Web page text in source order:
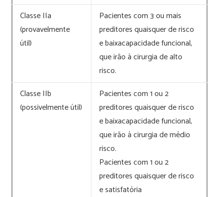
Classe IIa
(provavelmente
útil)
Pacientes com 3 ou mais
preditores quaisquer de risco
e baixacapacidade funcional,
que irão à cirurgia de alto
risco.
Classe IIb
(possivelmente útil)
Pacientes com 1 ou 2
preditores quaisquer de risco
e baixacapacidade funcional,
que irão à cirurgia de médio
risco.
Pacientes com 1 ou 2
preditores quaisquer de risco
e satisfatória